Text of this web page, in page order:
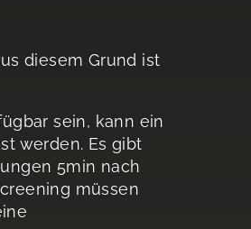
diesem Grund ist
sein, kann ein
werden. Es gibt
5min nach
müssen